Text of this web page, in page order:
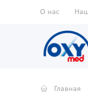
О нас
Главная